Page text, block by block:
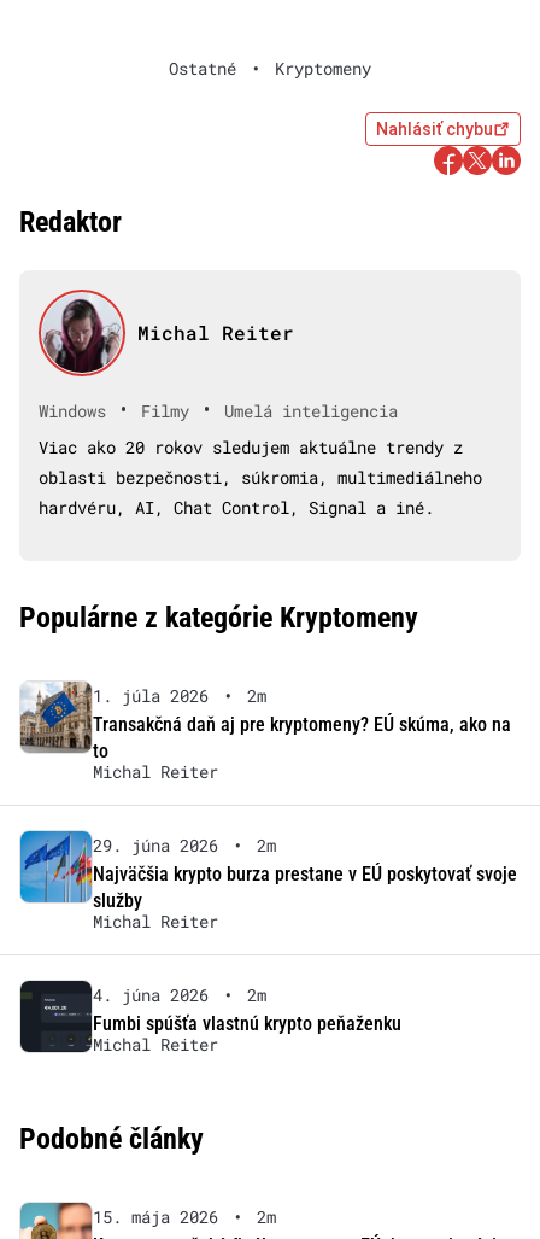
Ostatné • Kryptomeny
Nahlásiť chybu
Redaktor
Michal Reiter
Windows • Filmy •
Umelá inteligencia
Viac ako 20 rokov sledujem aktuálne trendy z
oblasti bezpečnosti, súkromia, multimediálneho
hardvéru, AI, Chat Control, Signal a iné.
Populárne z kategórie Kryptomeny
1. júla 2026 •
2m
Transakčná daň aj pre kryptomeny? EÚ skúma, ako na
to
Michal Reiter
29. júna 2026 •
2m
Najväčšia krypto burza prestane v EÚ poskytovať svoje
služby
Michal Reiter
4. júna 2026 •
2m
Fumbi spúšťa vlastnú krypto peňaženku
Michal Reiter
Podobné články
15. mája 2026 •
2m